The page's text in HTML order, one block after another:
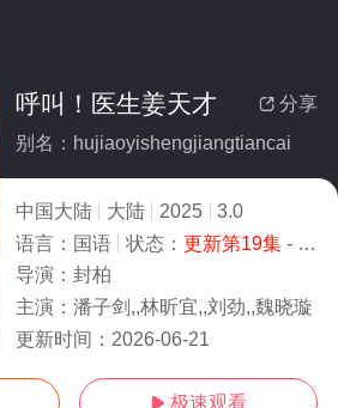
 分享
呼叫！医生姜天才
别名：hujiaoyishengjiangtiancai
中国大陆 大陆 2025
3.0
语言： 国语 状态： 更新第19集- 免费在线观看
导演： 封柏
主演： 潘子剑,,林昕宜,,刘劲,,魏晓璇
更新时间： 2026-06-21
 极速观看